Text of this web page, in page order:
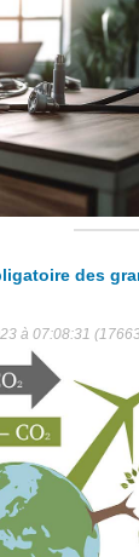
des
à 07:08:31